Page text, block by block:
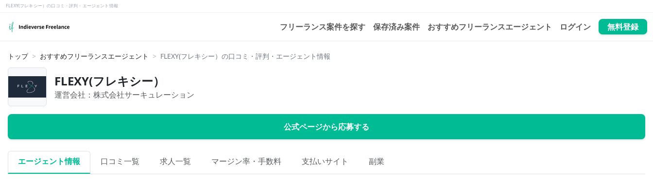
FLEXY(フレキシー）の口コミ・評判・エージェント情報
フリーランス案件を探す 保存済み案件 おすすめフリーランスエージェント ログイン 無料登録
トップ おすすめフリーランスエージェント FLEXY(フレキシー）の口コミ・評判・エージェント情報
FLEXY(フレキシー）
運営会社： 株式会社サーキュレーション
公式ページから応募する
エージェント情報 口コミ一覧 求人一覧 マージン率・手数料 支払いサイト 副業